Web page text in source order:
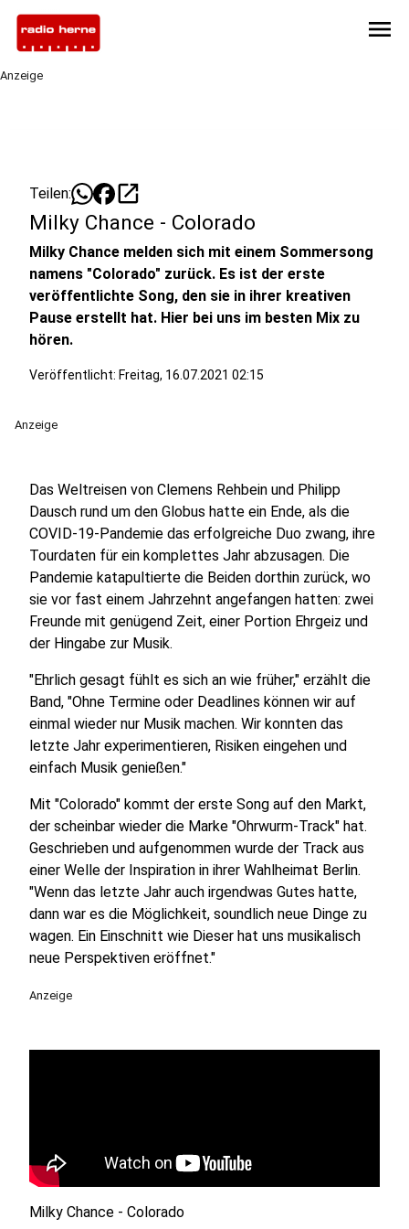
menu
Anzeige
Teilen: open_in_new
Milky Chance - Colorado
Milky Chance melden sich mit einem Sommersong
namens "Colorado" zurück. Es ist der erste
veröffentlichte Song, den sie in ihrer kreativen
Pause erstellt hat. Hier bei uns im besten Mix zu
hören.
Veröffentlicht: Freitag, 16.07.2021 02:15
Anzeige
Das Weltreisen von Clemens Rehbein und Philipp
Dausch rund um den Globus hatte ein Ende, als die
COVID-19-Pandemie das erfolgreiche Duo zwang, ihre
Tourdaten für ein komplettes Jahr abzusagen. Die
Pandemie katapultierte die Beiden dorthin zurück, wo
sie vor fast einem Jahrzehnt angefangen hatten: zwei
Freunde mit genügend Zeit, einer Portion Ehrgeiz und
der Hingabe zur Musik.
"Ehrlich gesagt fühlt es sich an wie früher," erzählt die
Band, "Ohne Termine oder Deadlines können wir auf
einmal wieder nur Musik machen. Wir konnten das
letzte Jahr experimentieren, Risiken eingehen und
einfach Musik genießen."
Mit "Colorado" kommt der erste Song auf den Markt,
der scheinbar wieder die Marke "Ohrwurm-Track" hat.
Geschrieben und aufgenommen wurde der Track aus
einer Welle der Inspiration in ihrer Wahlheimat Berlin.
"Wenn das letzte Jahr auch irgendwas Gutes hatte,
dann war es die Möglichkeit, soundlich neue Dinge zu
wagen. Ein Einschnitt wie Dieser hat uns musikalisch
neue Perspektiven eröffnet."
Anzeige
Milky Chance - Colorado